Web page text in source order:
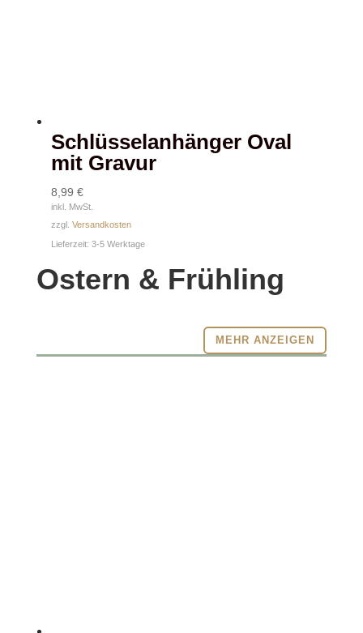
Schlüsselanhänger Oval
mit Gravur
8,99 €
inkl. MwSt.
zzgl. Versandkosten
Lieferzeit: 3-5 Werktage
Ostern & Frühling
MEHR ANZEIGEN